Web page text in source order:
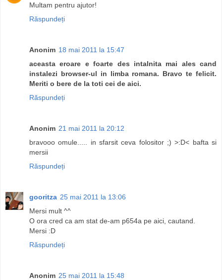
Multam pentru ajutor!
Răspundeți
Anonim 18 mai 2011 la 15:47
aceasta eroare e foarte des intalnita mai ales cand
instalezi browser-ul in limba romana. Bravo te felicit.
Meriti o bere de la toti cei de aici.
Răspundeți
Anonim 21 mai 2011 la 20:12
bravooo omule..... in sfarsit ceva folositor ;) >:D< bafta si
mersii
Răspundeți
gooritza 25 mai 2011 la 13:06
Mersi mult ^^
O ora cred ca am stat de-am p654a pe aici, cautand.
Mersi :D
Răspundeți
Anonim 25 mai 2011 la 15:48